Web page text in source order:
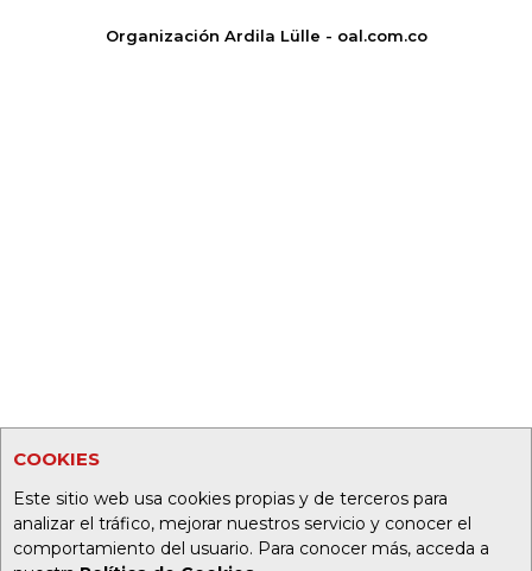
COOKIES
Este sitio web usa cookies propias y de terceros para
analizar el tráfico, mejorar nuestros servicio y conocer el
comportamiento del usuario. Para conocer más, acceda a
Organización Ardila Lülle - oal.com.co